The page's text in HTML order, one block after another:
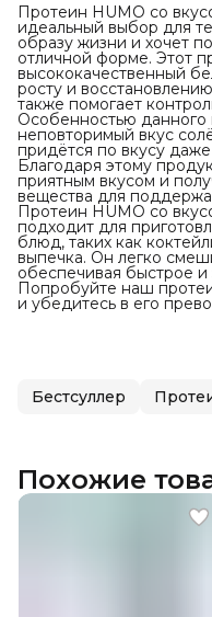
Протеин HUMO со
идеальный выбор для
образу жизни и хочет
отличной форме. Этот
высококачественный
росту и
также помогает
Особенностью данного
неповторимый вкус
придётся по вкусу
Благодаря этому
приятным вкусом и
вещества для
Протеин HUMO со
подходит для
блюд, таких как
выпечка. Он легко
обеспечивая быстрое
Попробуйте наш
и убедитесь в его
Бестсуллер
Похожие